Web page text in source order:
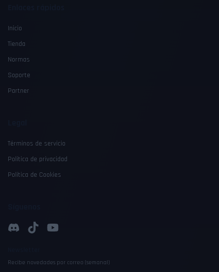
Inicio
Tienda
Normas
Soporte
Partner
Términos de servicio
Política de privacidad
Política de Cookies
Recibe novedades por correo (semanal)